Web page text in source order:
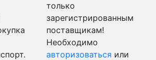
только
зарегистрированным
поставщикам!
Необходимо
авторизоваться или